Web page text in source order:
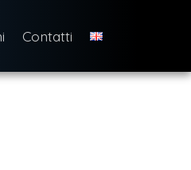
Contatti